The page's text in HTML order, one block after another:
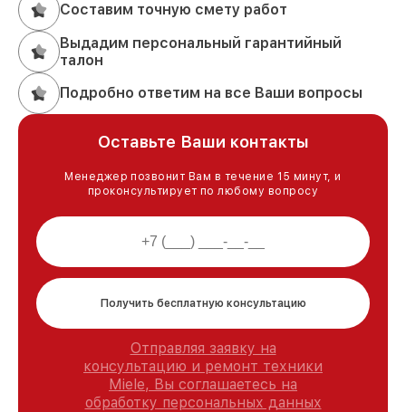
Составим точную смету работ
Выдадим персональный гарантийный
талон
Подробно ответим на все Ваши вопросы
Оставьте Ваши контакты
Менеджер позвонит Вам в течение 15 минут, и
проконсультирует по любому вопросу
Получить бесплатную консультацию
Отправляя заявку на
консультацию и ремонт техники
Miele, Вы соглашаетесь на
обработку персональных данных